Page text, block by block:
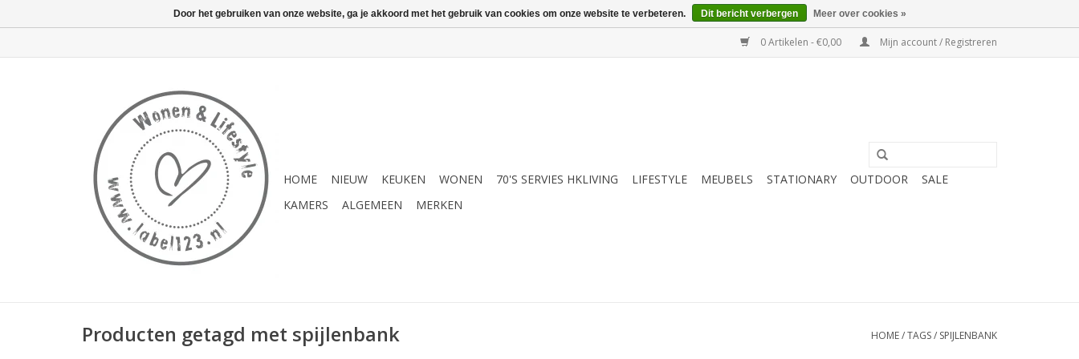
0 Artikelen - €0,00 Mijn account / Registreren
HOME NIEUW KEUKEN WONEN 70'S SERVIES HKLIVING LIFESTYLE MEUBELS STATIONARY OUTDOOR
SALE
KAMERS
ALGEMEEN MERKEN
Producten getagd met spijlenbank HOME/TAGS/ SPIJLENBANK
Door het gebruiken van onze website, ga je akkoord met het gebruik van cookies om onze website te verbeteren. Dit bericht verbergen Meer over cookies »